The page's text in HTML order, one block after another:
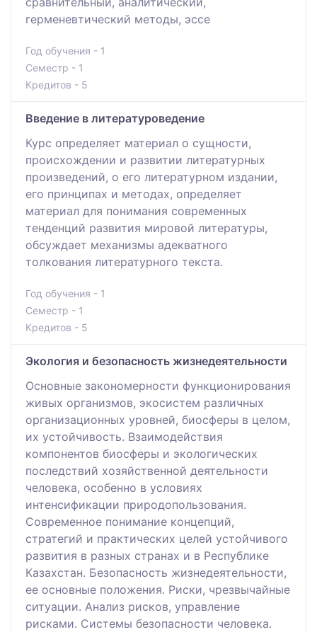
герменевтический методы, эссе
Год обучения - 1
Семестр - 1
Кредитов - 5
Введение в литературоведение
Курс определяет материал о сущности,
происхождении и развитии литературных
произведений, о его литературном издании,
его принципах и методах, определяет
материал для понимания современных
тенденций развития мировой литературы,
обсуждает механизмы адекватного
толкования литературного текста.
Год обучения - 1
Семестр - 1
Кредитов - 5
Экология и безопасность жизнедеятельности
Основные закономерности функционирования
живых организмов, экосистем различных
организационных уровней, биосферы в целом,
их устойчивость. Взаимодействия
компонентов биосферы и экологических
последствий хозяйственной деятельности
человека, особенно в условиях
интенсификации природопользования.
Современное понимание концепций,
стратегий и практических целей устойчивого
развития в разных странах и в Республике
Казахстан. Безопасность жизнедеятельности,
ее основные положения. Риски, чрезвычайные
ситуации. Анализ рисков, управление
рисками. Системы безопасности человека.